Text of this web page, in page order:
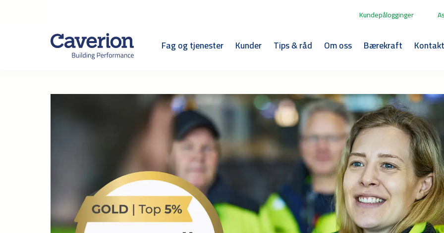
Kundepålogginger
Fag og tjenester Kunder Tips & råd Om oss Bærekraft Kontakt